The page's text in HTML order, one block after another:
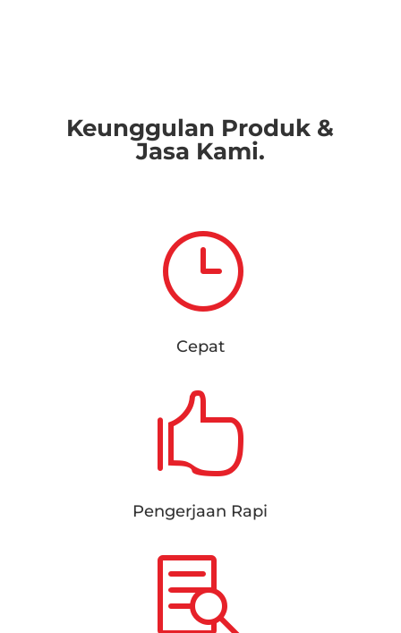
Keunggulan Produk &
Jasa Kami.
}
Cepat

Pengerjaan Rapi
